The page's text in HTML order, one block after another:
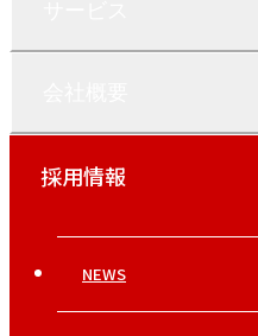
採用情報
NEWS